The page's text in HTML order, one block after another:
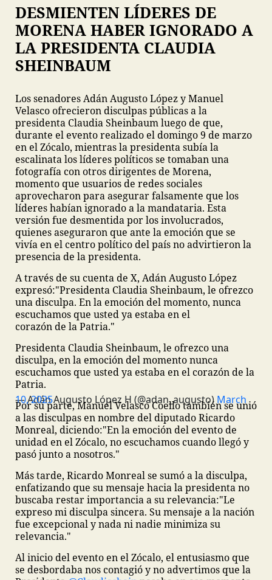
DESMIENTEN LÍDERES DE
MORENA HABER IGNORADO A
LA PRESIDENTA CLAUDIA
SHEINBAUM
Los senadores Adán Augusto López y Manuel
Velasco ofrecieron disculpas públicas a la
presidenta Claudia Sheinbaum luego de que,
durante el evento realizado el domingo 9 de marzo
en el Zócalo, mientras la presidenta subía la
escalinata los líderes políticos se tomaban una
fotografía con otros dirigentes de Morena,
momento que usuarios de redes sociales
aprovecharon para asegurar falsamente que los
líderes habían ignorado a la mandataria. Esta
versión fue desmentida por los involucrados,
quienes aseguraron que ante la emoción que se
vivía en el centro político del país no advirtieron la
presencia de la presidenta.
A través de su cuenta de X, Adán Augusto López
expresó:"Presidenta Claudia Sheinbaum, le ofrezco
una disculpa. En la emoción del momento, nunca
escuchamos que usted ya estaba en el
corazón de la Patria."
Presidenta Claudia Sheinbaum, le ofrezco una
disculpa, en la emoción del momento nunca
escuchamos que usted ya estaba en el corazón de la
Patria.
— Adán Augusto López H (@adan_augusto)
March 10, 2025
Por su parte, Manuel Velasco Coello también se unió
a las disculpas en nombre del diputado Ricardo
Monreal, diciendo:"En la emoción del evento de
unidad en el Zócalo, no escuchamos cuando llegó y
pasó junto a nosotros."
Más tarde, Ricardo Monreal se sumó a la disculpa,
enfatizando que su mensaje hacia la presidenta no
buscaba restar importancia a su relevancia:"Le
expreso mi disculpa sincera. Su mensaje a la nación
fue excepcional y nada ni nadie minimiza su
relevancia."
Al inicio del evento en el Zócalo, el entusiasmo que
se desbordaba nos contagió y no advertimos que la